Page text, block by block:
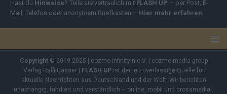
Hast du Hinweise? Teile sie vertraulich mit FLASH UP – per Post, E-
Mail, Telefon oder anonymem Briefkasten – Hier mehr erfahren.
Copyright© 2019-2025 | cozmo infinity n.e.V. | cozmo media group
Verlag Raffi Gasser |
FLASH UPist deine zuverlässige Quelle für
aktuelle Nachrichten aus Deutschland und der Welt. Wir berichten
unabhängig, fundiert und verständlich – online, mobil und crossmedial.